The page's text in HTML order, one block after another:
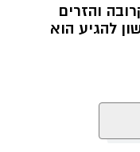
והזרים
להגיע הוא